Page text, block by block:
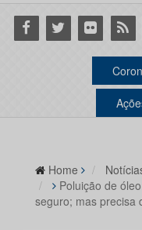
Facebook
Twitter Flickr RSS
Home
Poluição de
seguro; mas precisa